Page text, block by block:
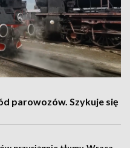
parowozów. Szykuje się